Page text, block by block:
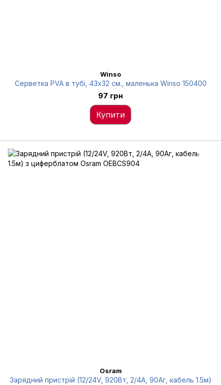
Winso
Серветка PVA в тубі, 43x32 см., маленька Winso 150400
97 грн
Купити
Osram
Зарядний пристрій (12/24V, 920Вт, 2/4А, 90Аг, кабель 1.5м)